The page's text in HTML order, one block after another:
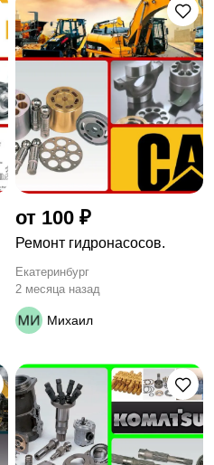
от 100 ₽
Ремонт гидронасосов.
Екатеринбург
2 месяца назад
Михаил